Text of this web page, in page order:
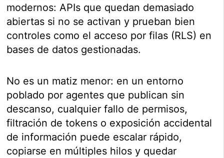
modernos: APIs que quedan demasiado
abiertas si no se activan y prueban bien
controles como el acceso por filas (RLS) en
bases de datos gestionadas.
No es un matiz menor: en un entorno
poblado por agentes que publican sin
descanso, cualquier fallo de permisos,
filtración de tokens o exposición accidental
de información puede escalar rápido,
copiarse en múltiples hilos y quedar